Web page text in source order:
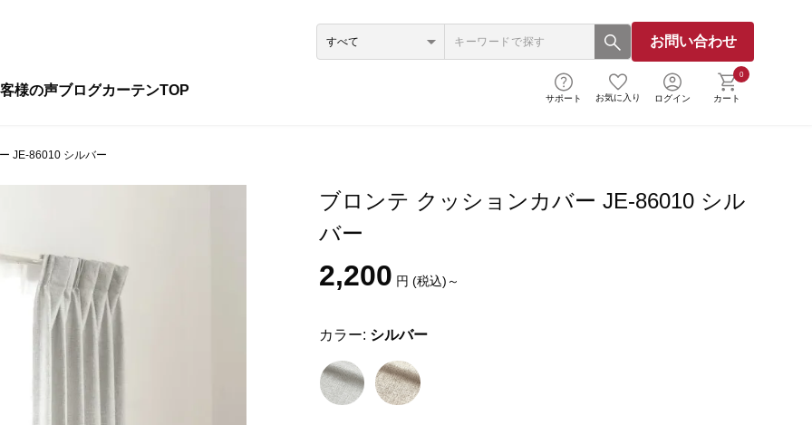
お問い合わせ
様の声ブログカーテンTOP
サポート お気に入り ログイン
0
カート
JE-86010 シルバー
ブロンテ クッションカバー JE-86010 シル
バー
2,200 円 (税込)～
カラー: シルバー